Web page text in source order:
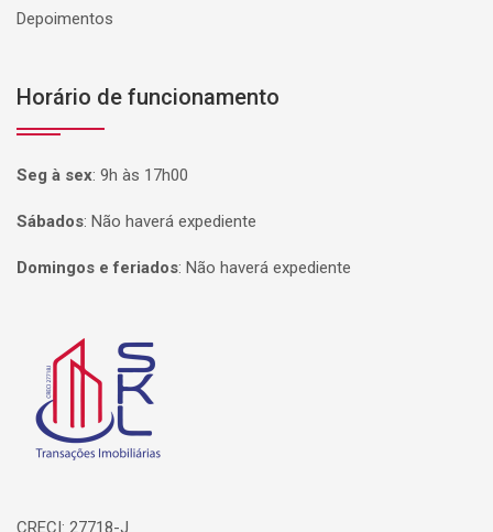
Depoimentos
Horário de funcionamento
Seg à sex: 9h às 17h00
Sábados: Não haverá expediente
Domingos e feriados: Não haverá expediente
Página inicial
CRECI: 27718-J